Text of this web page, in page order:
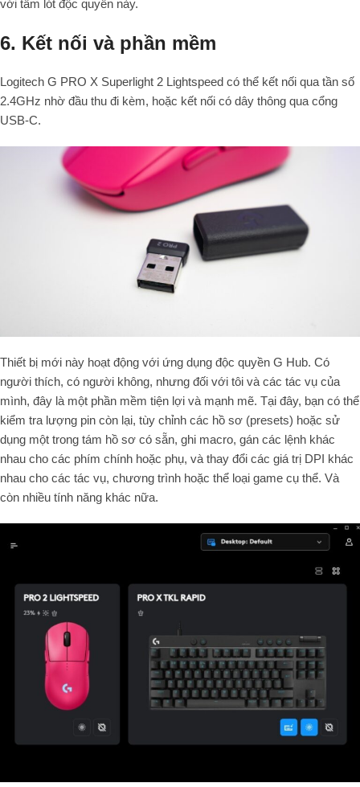
với tấm lót độc quyền này.
6. Kết nối và phần mềm
Logitech G PRO X Superlight 2 Lightspeed có thể kết nối qua tần số
2.4GHz nhờ đầu thu đi kèm, hoặc kết nối có dây thông qua cổng
USB-C.
Thiết bị mới này hoạt động với ứng dụng độc quyền G Hub. Có
người thích, có người không, nhưng đối với tôi và các tác vụ của
mình, đây là một phần mềm tiện lợi và mạnh mẽ. Tại đây, bạn có thể
kiểm tra lượng pin còn lại, tùy chỉnh các hồ sơ (presets) hoặc sử
dụng một trong tám hồ sơ có sẵn, ghi macro, gán các lệnh khác
nhau cho các phím chính hoặc phụ, và thay đổi các giá trị DPI khác
nhau cho các tác vụ, chương trình hoặc thể loại game cụ thể. Và
còn nhiều tính năng khác nữa.